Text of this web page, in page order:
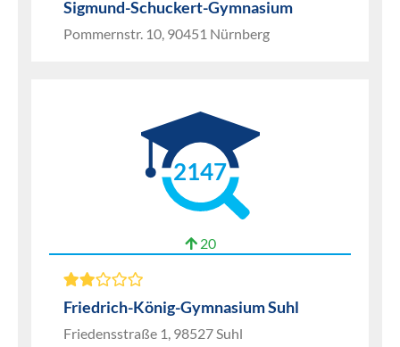
Sigmund-Schuckert-Gymnasium
Pommernstr. 10, 90451 Nürnberg
2147
20
Friedrich-König-Gymnasium Suhl
Friedensstraße 1, 98527 Suhl